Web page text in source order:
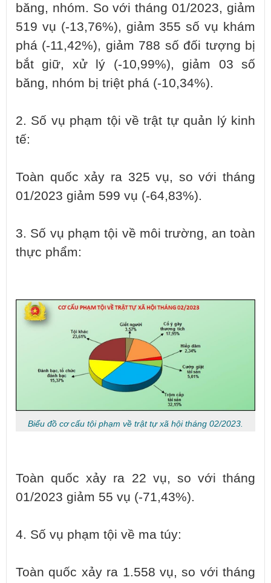
băng, nhóm. So với tháng 01/2023, giảm
519 vụ (-13,76%), giảm 355 số vụ khám
phá (-11,42%), giảm 788 số đối tượng bị
bắt giữ, xử lý (-10,99%), giảm 03 số
băng, nhóm bị triệt phá (-10,34%).
2. Số vụ phạm tội về trật tự quản lý kinh
tế:
Toàn quốc xảy ra 325 vụ, so với tháng
01/2023 giảm 599 vụ (-64,83%).
3. Số vụ phạm tội về môi trường, an toàn
thực phẩm:
Biểu đồ cơ cấu tội phạm về trật tự xã hội tháng 02/2023.
Toàn quốc xảy ra 22 vụ, so với tháng
01/2023 giảm 55 vụ (-71,43%).
4. Số vụ phạm tội về ma túy:
Toàn quốc xảy ra 1.558 vụ, so với tháng